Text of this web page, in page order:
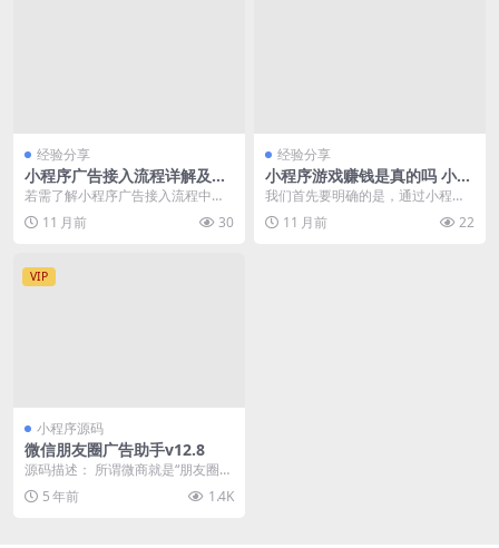
经验分享
小程序广告接入流程详解及盈
利直接相关关键步骤
若需了解小程序广告接入流程中关
于盈利直接相关的关键步骤，请参
考以下内容。 准备阶...
11 月前 30
经验分享
小程序游戏赚钱是真的吗 小游
戏如何赚钱
我们首先要明确的是，通过小程序
游戏赚钱并非虚构的概念，而是依
托于当前互联网技术生...
11 月前 22
VIP
小程序源码
微信朋友圈广告助手v12.8
源码描述： 所谓微商就是“朋友圈发
广告的人”，如果我们能为他们服
务，帮他们解决一...
5 年前 1.4K